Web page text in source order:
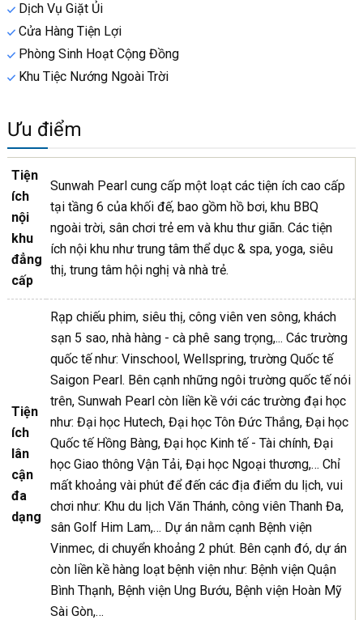
Dịch Vụ Giặt Ủi
Cửa Hàng Tiện Lợi
Phòng Sinh Hoạt Cộng Đồng
Khu Tiệc Nướng Ngoài Trời
Ưu điểm
Tiện
ích
nội
khu
đẳng
cấp
Sunwah Pearl cung cấp một loạt các tiện ích cao cấp
tại tầng 6 của khối đế, bao gồm hồ bơi, khu BBQ
ngoài trời, sân chơi trẻ em và khu thư giãn. Các tiện
ích nội khu như trung tâm thể dục & spa, yoga, siêu
thị, trung tâm hội nghị và nhà trẻ.
Tiện
ích
lân
cận
đa
dạng
Rạp chiếu phim, siêu thị, công viên ven sông, khách
sạn 5 sao, nhà hàng - cà phê sang trọng,... Các trường
quốc tế như: Vinschool, Wellspring, trường Quốc tế
Saigon Pearl. Bên cạnh những ngôi trường quốc tế nói
trên, Sunwah Pearl còn liền kề với các trường đại học
như: Đại học Hutech, Đại học Tôn Đức Thắng, Đại học
Quốc tế Hồng Bàng, Đại học Kinh tế - Tài chính, Đại
học Giao thông Vận Tải, Đại học Ngoại thương,… Chỉ
mất khoảng vài phút để đến các địa điểm du lịch, vui
chơi như: Khu du lịch Văn Thánh, công viên Thanh Đa,
sân Golf Him Lam,… Dự án nằm cạnh Bệnh viện
Vinmec, di chuyển khoảng 2 phút. Bên cạnh đó, dự án
còn liền kề hàng loạt bệnh viện như: Bệnh viện Quận
Bình Thạnh, Bệnh viện Ung Bướu, Bệnh viện Hoàn Mỹ
Sài Gòn,…